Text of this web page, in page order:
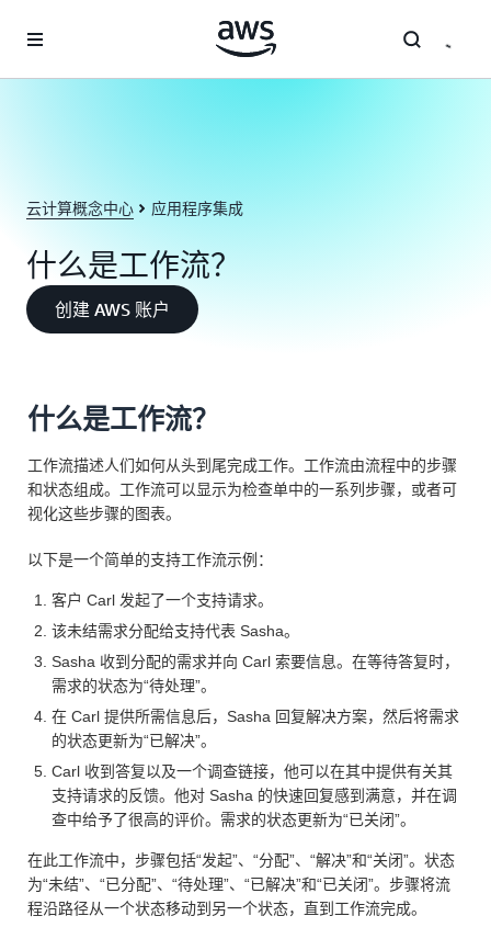
云计算概念中心 应用程序集成
什么是工作流？
创建 AWS 账户
什么是工作流？
工作流描述人们如何从头到尾完成工作。工作流由流程中的步骤
和状态组成。工作流可以显示为检查单中的一系列步骤，或者可
视化这些步骤的图表。
以下是一个简单的支持工作流示例：
客户 Carl 发起了一个支持请求。
该未结需求分配给支持代表 Sasha。
Sasha 收到分配的需求并向 Carl 索要信息。在等待答复时，
需求的状态为“待处理”。
在 Carl 提供所需信息后，Sasha 回复解决方案，然后将需求
的状态更新为“已解决”。
Carl 收到答复以及一个调查链接，他可以在其中提供有关其
支持请求的反馈。他对 Sasha 的快速回复感到满意，并在调
查中给予了很高的评价。需求的状态更新为“已关闭”。
在此工作流中，步骤包括“发起”、“分配”、“解决”和“关闭”。状态
为“未结”、“已分配”、“待处理”、“已解决”和“已关闭”。步骤将流
程沿路径从一个状态移动到另一个状态，直到工作流完成。